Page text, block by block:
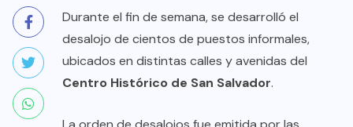
Durante el fin de semana, se desarrolló el
desalojo de cientos de puestos informales,
ubicados en distintas calles y avenidas del
Centro Histórico de San Salvador.